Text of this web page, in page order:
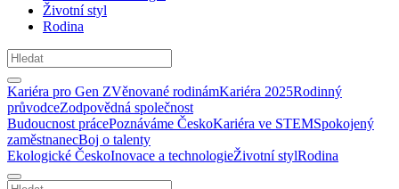
Životní styl
Rodina
Kariéra pro Gen ZVěnované rodinámKariéra 2025Rodinný
průvodceZodpovědná společnost
Budoucnost prácePoznáváme ČeskoKariéra ve STEMSpokojený
zaměstnanecBoj o talenty
Ekologické ČeskoInovace a technologieŽivotní stylRodina